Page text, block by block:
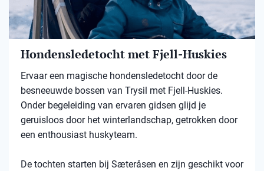
Hondensledetocht met Fjell-Huskies
Ervaar een magische hondensledetocht door de
besneeuwde bossen van Trysil met Fjell-Huskies.
Onder begeleiding van ervaren gidsen glijd je
geruisloos door het winterlandschap, getrokken door
een enthousiast huskyteam.
De tochten starten bij Sæteråsen en zijn geschikt voor